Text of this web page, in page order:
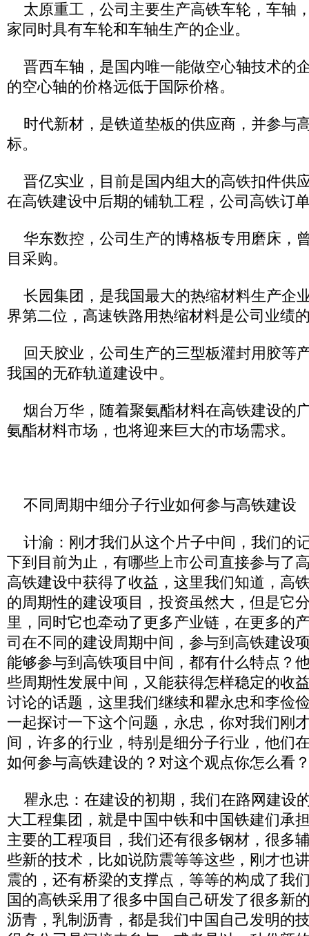
太原重工，公司主要生产高铁车轮，车轴
家同时具有车轮和车轴生产的企业。
晋西车轴，是国内唯一能做空心轴技术的
的空心轴的价格远低于国际价格。
时代新材，是铁道垫板的供应商，并参与
标。
晋亿实业，目前是国内组大的高铁扣件供
在高铁建设中后期的铺轨工程，公司高铁订
华东数控，公司生产的博格板专用磨床，
目采购。
长园集团，是我国最大的热缩材料生产企
界第二位，高速铁路用热缩材料是公司业绩
回天胶业，公司生产的三型板灌封用胶等
我国的无砟轨道建设中。
烟台万华，随着聚氨酯材料在高铁建设的
氨酯材料市场，也将迎来巨大的市场需求。
不同周期中细分子行业如何参与高铁建设
计渝：刚才我们从这个片子中间，我们的
下到目前为止，有哪些上市公司直接参与了
高铁建设中获得了收益，这里我们知道，高
的周期性的建设项目，投资虽然大，但是它
里，同时它也牵动了更多产业链，在更多的
司在不同的建设周期中间，参与到高铁建设
能够参与到高铁项目中间，都有什么特点？
些周期性发展中间，又能获得怎样稳定的收
讨论的话题，这里我们继续和瞿永忠和李俭
一起探讨一下这个问题，永忠，你对我们刚
间，许多的行业，特别是细分子行业，他们
如何参与高铁建设的？对这个观点你怎么看
瞿永忠：在建设的初期，我们在路网建设
大工程集团，就是中国中铁和中国铁建们承
主要的工程项目，我们还有很多钢材，很多
些新的技术，比如说防震等等这些，刚才也
震的，还有桥梁的支撑点，等等的构成了我
国的高铁采用了很多中国自己研发了很多新
沥青，乳制沥青，都是我们中国自己发明的